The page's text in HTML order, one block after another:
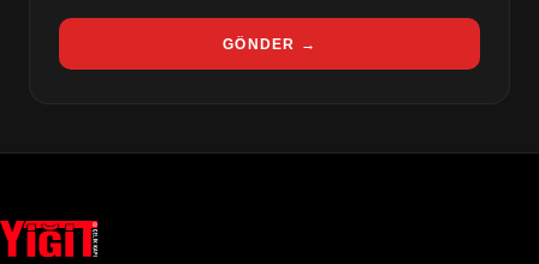
GÖNDER →